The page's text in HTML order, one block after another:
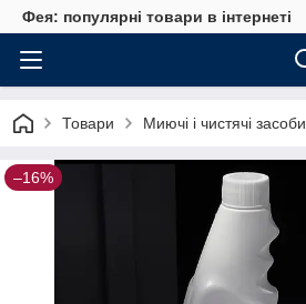
Фея: популярні товари в інтернеті
Товари Миючі і чистячі засоби
–16%